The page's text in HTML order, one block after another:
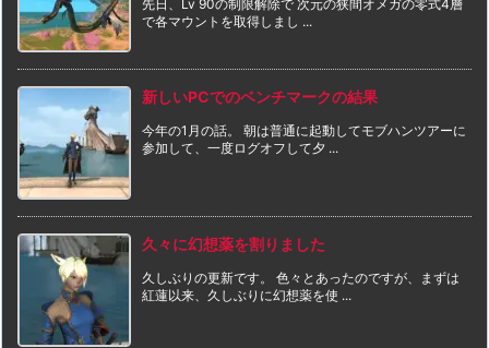
先日、Lv 90の制限解除で 次元の狭間オメガの零式4層
で各マウントを取得しまし ...
新しいPCでのベンチマークの結果
今年の1月の話。 朝は普通に起動してモブハンツアーに
参加して、一度ログオフして夕 ...
久々に幻想薬を割りました
久しぶりの更新です。 色々とあったのですが、まずは
紅蓮以来、久しぶりに幻想薬を使 ...